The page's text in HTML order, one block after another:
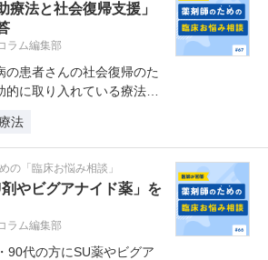
療法と社会復帰支援」
ラム編集部
の患者さんの社会復帰のた
に取り入れている療法は
法
の「臨床お悩み相談」
剤やビグアナイド薬」を
ラム編集部
90代の方にSU薬やビグア